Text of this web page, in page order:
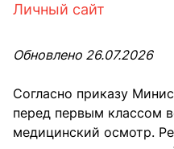
Личный сайт
Обновлено 26.07.2026
Согласно приказу
перед первым классом
медицинский осмотр.